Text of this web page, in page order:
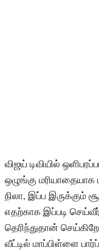
விஜய் டிவியில்
ஒழுங்கு
நிலா, இப்ப இருக்கும்
எதற்காக இப்படி
தெரிந்துதான்
வீட்டில் மாப்பிள்ளை